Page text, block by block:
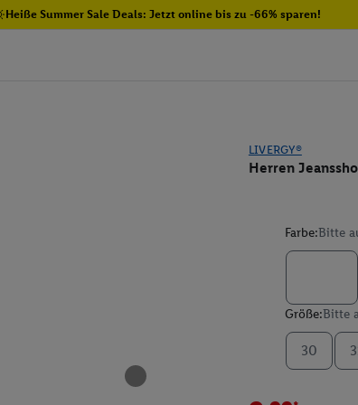
Heiße Summer Sale Deals: Jetzt online bis zu -66% sparen!
LIVERGY®
Herren
Farbe:Bitte
Größe:Bitte
30